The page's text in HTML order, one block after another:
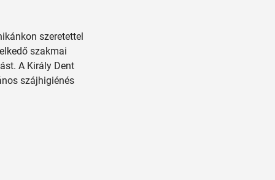
szeretettel
szakmai
A Király Dent
szájhigiénés